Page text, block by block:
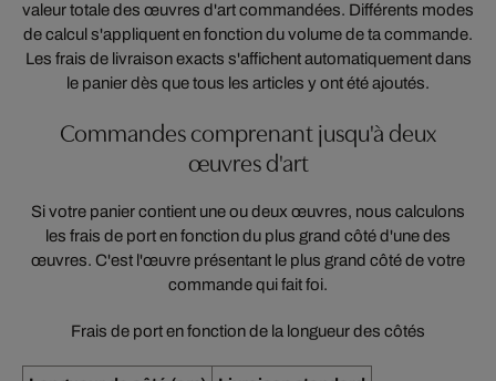
valeur totale des œuvres d'art commandées. Différents modes
de calcul s'appliquent en fonction du volume de ta commande.
Les frais de livraison exacts s'affichent automatiquement dans
le panier dès que tous les articles y ont été ajoutés.
Commandes comprenant jusqu'à deux
œuvres d'art
Si votre panier contient une ou deux œuvres, nous calculons
les frais de port en fonction du plus grand côté d'une des
œuvres. C'est l'œuvre présentant le plus grand côté de votre
commande qui fait foi.
Frais de port en fonction de la longueur des côtés